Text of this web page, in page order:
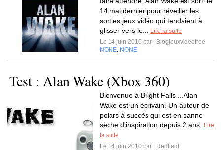
14 mai dernier pour réveiller les
sorties jeux vidéo qui tendaient à
glisser vers le...
Lire la suite
Le 14 juin 2010 par
Blogjeuxvideofree
NONE NONE
Test : Alan Wake (Xbox 360)
Bienvenue à Bright Falls ...Alan
Wake est un écrivain. Un auteur de
polars à succès qui est en panne
sèche d'inspiration depuis 2 ans.
Lire
la suite
Le 14 juin 2010 par
Redfield